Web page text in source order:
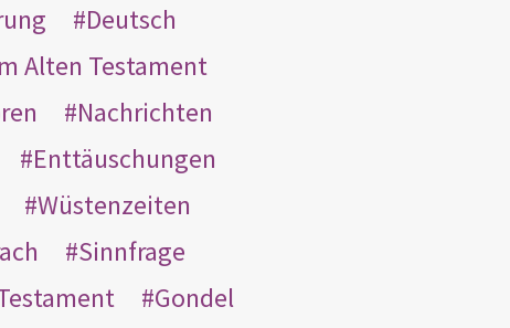
Deutsch
Alten Testament
Nachrichten
Enttäuschungen
Wüstenzeiten
Sinnfrage
Gondel